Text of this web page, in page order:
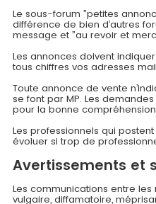
Le sous-forum ”petites
différence de bien d’autres
message et ”au revoir et
Les annonces doivent
tous chiffres vos adresses
Toute annonce de vente
se font par MP. Les
pour la bonne
Les professionnels qui
évoluer si trop de
Avertissements et
Les communications entre
vulgaire, diffamatoire,